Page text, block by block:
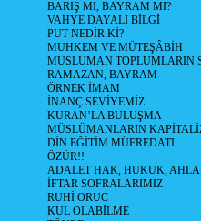
BARIŞ MI, BAYRAM MI?
VAHYE DAYALI BİLGİ
PUT NEDİR Kİ?
MUHKEM VE MÜTEŞÂBİH
MÜSLÜMAN TOPLUMLARIN
RAMAZAN, BAYRAM
ÖRNEK İMAM
İNANÇ SEVİYEMİZ
KURAN’LA BULUŞMA
MÜSLÜMANLARIN
DİN EĞİTİM MÜFREDATI
ÖZÜR!!
ADALET HAK, HUKUK,
İFTAR SOFRALARIMIZ
RUHİ ORUC
KUL OLABİLME